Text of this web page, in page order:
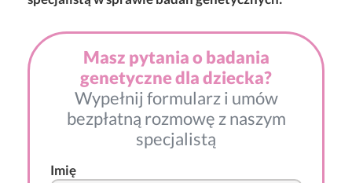
Masz pytania o badania
genetyczne dla dziecka?
Wypełnij formularz i umów
bezpłatną rozmowę z naszym
specjalistą
Imię